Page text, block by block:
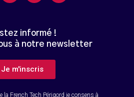
informé !
à notre newsletter
Je m'inscris
la French Tech Périgord je consens à